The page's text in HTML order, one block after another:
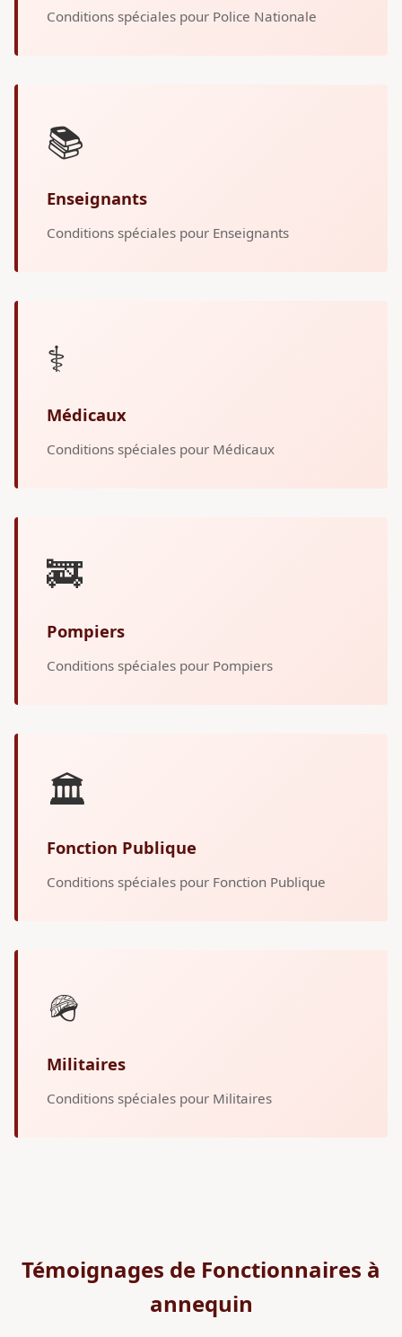
Conditions spéciales pour Police Nationale
📚
Enseignants
Conditions spéciales pour Enseignants
⚕️
Médicaux
Conditions spéciales pour Médicaux
🚒
Pompiers
Conditions spéciales pour Pompiers
🏛️
Fonction Publique
Conditions spéciales pour Fonction Publique
🪖
Militaires
Conditions spéciales pour Militaires
Témoignages de Fonctionnaires à
annequin